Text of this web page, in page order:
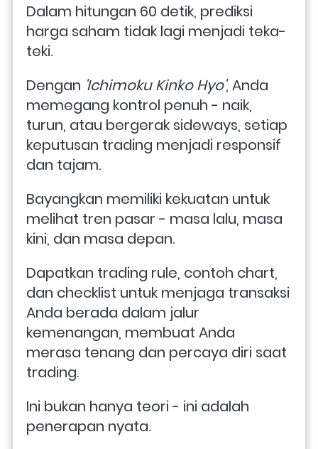
Dalam hitungan 60 detik, prediksi
harga saham tidak lagi menjadi teka-
teki.
Dengan 'Ichimoku Kinko Hyo', Anda
memegang kontrol penuh - naik,
turun, atau bergerak sideways, setiap
keputusan trading menjadi responsif
dan tajam.
Bayangkan memiliki kekuatan untuk
melihat tren pasar - masa lalu, masa
kini, dan masa depan.
Dapatkan trading rule, contoh chart,
dan checklist untuk menjaga transaksi
Anda berada dalam jalur
kemenangan, membuat Anda
merasa tenang dan percaya diri saat
trading.
Ini bukan hanya teori - ini adalah
penerapan nyata.